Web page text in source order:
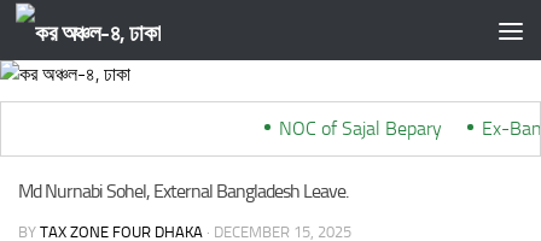
Skip to content
NOC of Sajal Bepary*** Ex-
Md Nurnabi Sohel, External Bangladesh Leave.
BY TAX ZONE FOUR DHAKA · DECEMBER 15, 2025